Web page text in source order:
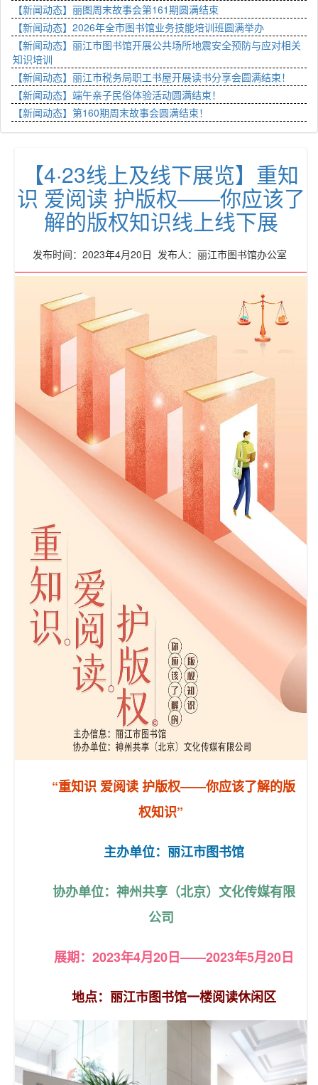
【新闻动态】丽图周末故事会第161期圆满结束
【新闻动态】2026年全市图书馆业务技能培训班圆满举办
【新闻动态】丽江市图书馆开展公共场所地震安全预防与应对相关
知识培训
【新闻动态】丽江市税务局职工书屋开展读书分享会圆满结束！
【新闻动态】端午亲子民俗体验活动圆满结束！
【新闻动态】第160期周末故事会圆满结束！
【4·23线上及线下展览】重知
识 爱阅读 护版权——你应该了
解的版权知识线上线下展
发布时间：2023年4月20日 发布人：丽江市图书馆办公室
“重知识 爱阅读 护版权——你应该了解的版
权知识”
主办单位：丽江市图书馆
协办单位：神州共享（北京）文化传媒有限
公司
展期：2023年4月20日——2023年5月20日
地点：丽江市图书馆一楼阅读休闲区